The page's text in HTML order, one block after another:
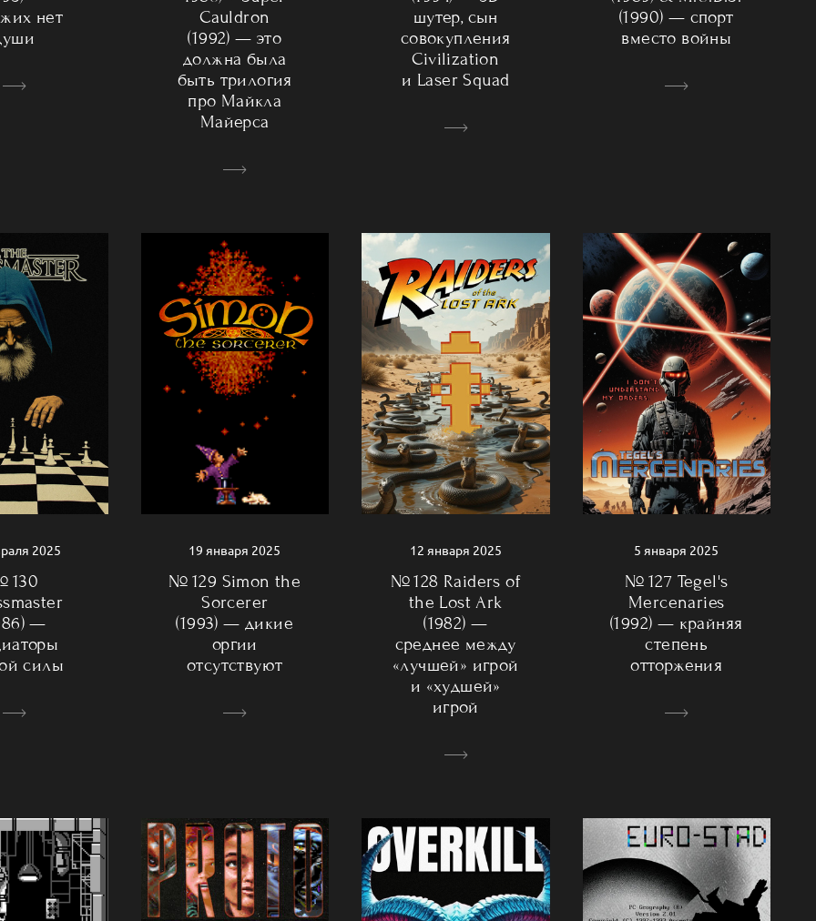
нет
Cauldron
(1992) — это
должна была
быть трилогия
про Майкла
Майерса
шутер, сын
совокупления
Civilization
и Laser Squad
(1990) — спорт
вместо войны
2025
130
—
силы
19 января 2025
№ 129 Simon the
Sorcerer
(1993) — дикие
оргии
отсутствуют
12 января 2025
№ 128 Raiders of
the Lost Ark
(1982) —
среднее между
«лучшей» игрой
и «худшей»
игрой
5 января 2025
№ 127 Tegel's
Mercenaries
(1992) — крайняя
степень
отторжения